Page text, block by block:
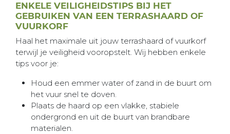
ENKELE VEILIGHEIDSTIPS BIJ HET
GEBRUIKEN VAN EEN TERRASHAARD OF
VUURKORF
Haal het maximale uit jouw terrashaard of vuurkorf
terwijl je veiligheid vooropstelt. Wij hebben enkele
tips voor je:
Houd een emmer water of zand in de buurt om
het vuur snel te doven.
Plaats de haard op een vlakke, stabiele
ondergrond en uit de buurt van brandbare
materialen.